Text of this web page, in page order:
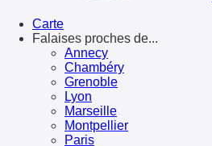
Carte
Falaises proches de...
Annecy
Chambéry
Grenoble
Lyon
Marseille
Montpellier
Paris